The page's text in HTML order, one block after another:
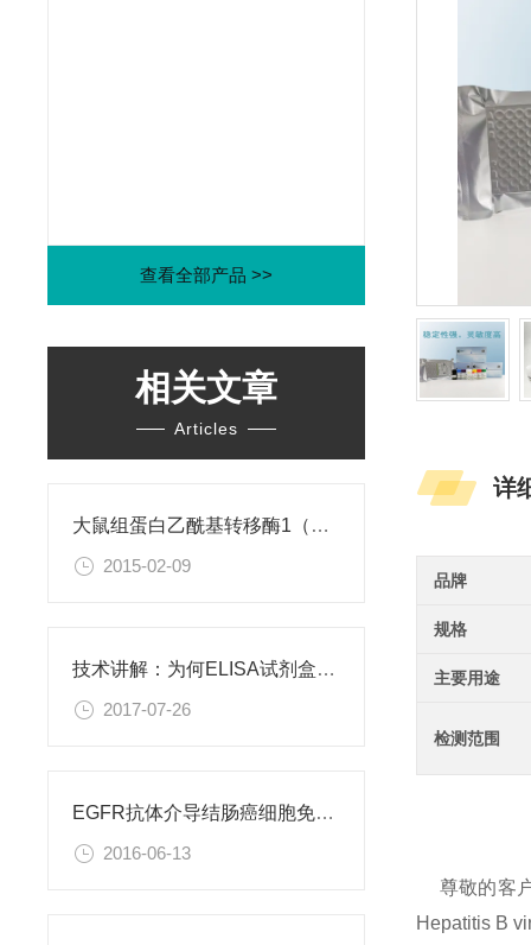
查看全部产品 >>
相关文章
Articles
大鼠组蛋白乙酰基转移酶1（HAT1）ELISA试剂盒
2015-02-09
技术讲解：为何ELISA试剂盒OD值不正常
2017-07-26
EGFR抗体介导结肠癌细胞免疫性凋亡
2016-06-13
详
品牌
规格
主要用途
检测范围
尊敬的客
Hepatitis B